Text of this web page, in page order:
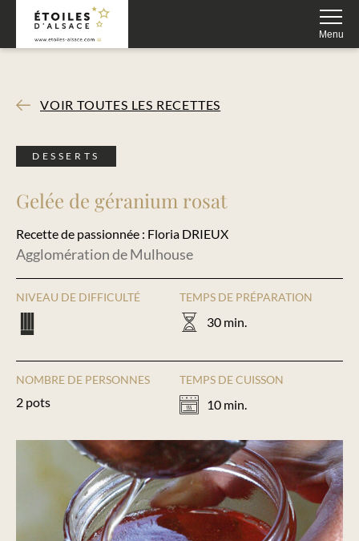
Menu
VOIR TOUTES LES RECETTES
DESSERTS
Gelée de géranium rosat
Recette de passionnée : Floria DRIEUX
Agglomération de Mulhouse
NIVEAU DE DIFFICULTÉ TEMPS DE PRÉPARATION
30 min.
NOMBRE DE PERSONNES
2 pots
TEMPS DE CUISSON
10 min.